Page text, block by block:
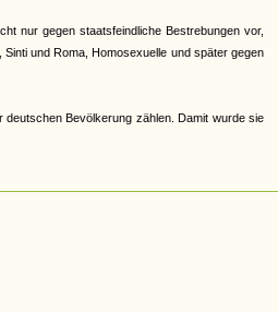
nur gegen staatsfeindliche Bestrebungen vor,
und Roma, Homosexuelle und später gegen
Bevölkerung zählen. Damit wurde sie